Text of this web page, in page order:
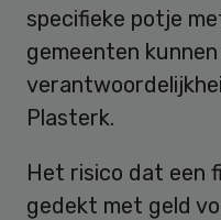
specifieke potje
gemeenten
Plasterk.
Het risico dat een
gedekt met geld